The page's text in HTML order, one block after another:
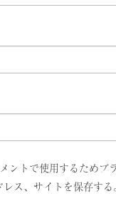
ントで使用するためブ
ス、サイトを保存する。